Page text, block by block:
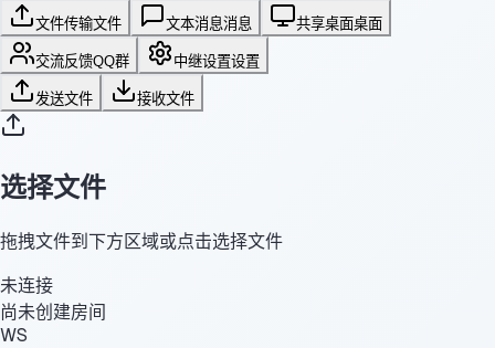
文件传输文件 文本消息消息 共享桌面桌面
交流反馈QQ群 中继设置设置
发送文件 接收文件
选择文件
拖拽文件到下方区域或点击选择文件
未连接
尚未创建房间
WS